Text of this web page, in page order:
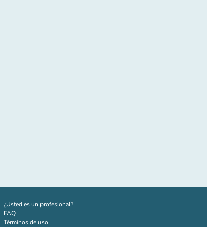
¿Usted es un profesional?(nueva pestaña)
FAQ
Términos de uso